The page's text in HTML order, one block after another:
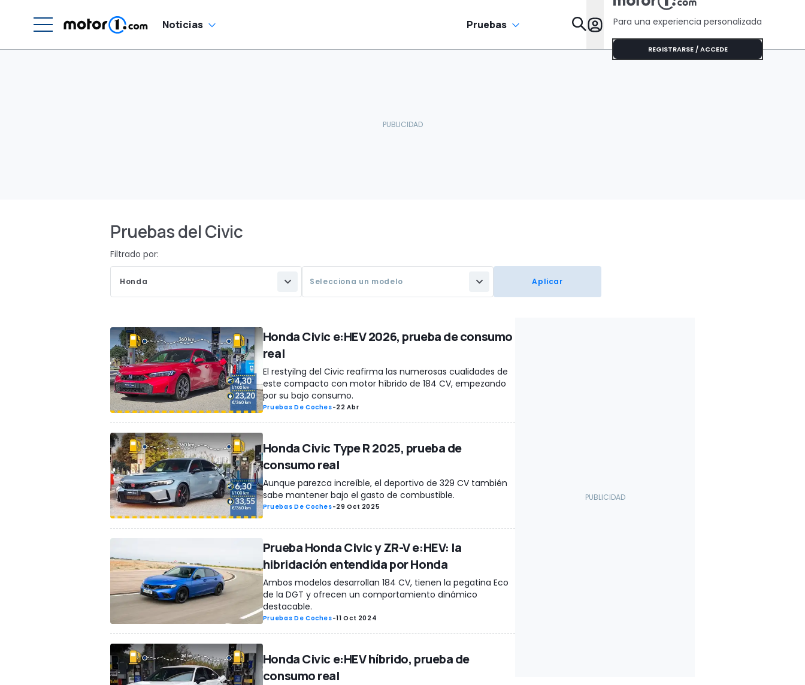
Noticias Pruebas Para una experiencia personalizada
REGISTRARSE / ACCEDE
Pruebas del Civic
Filtrado por:
Honda Selecciona un modelo
Honda Civic e:HEV 2026, prueba de consumo
real
El restyilng del Civic reafirma las numerosas cualidades de
este compacto con motor híbrido de 184 CV, empezando
por su bajo consumo.
Pruebas De Coches-22 Abr
Honda Civic Type R 2025, prueba de
consumo real
Aunque parezca increíble, el deportivo de 329 CV también
sabe mantener bajo el gasto de combustible.
Pruebas De Coches-29 Oct 2025
Prueba Honda Civic y ZR-V e:HEV: la
hibridación entendida por Honda
Ambos modelos desarrollan 184 CV, tienen la pegatina Eco
de la DGT y ofrecen un comportamiento dinámico
destacable.
Pruebas De Coches-11 Oct 2024
Honda Civic e:HEV híbrido, prueba de
consumo real